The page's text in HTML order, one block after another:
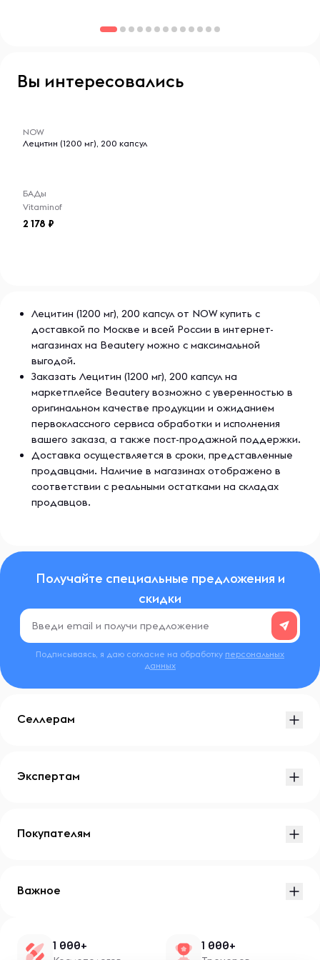
Вы интересовались
NOW
Лецитин (1200 мг), 200 капсул
БАДы
Vitaminof
2 178
Лецитин (1200 мг), 200 капсул от NOW купить с
доставкой по Москве и всей России в интернет-
магазинах на Beautery можно с максимальной
выгодой.
Заказать Лецитин (1200 мг), 200 капсул на
маркетплейсе Beautery возможно с уверенностью в
оригинальном качестве продукции и ожиданием
первоклассного сервиса обработки и исполнения
вашего заказа, а также пост-продажной поддержки.
Доставка осуществляется в сроки, представленные
продавцами. Наличие в магазинах отображено в
соответствии с реальными остатками на складах
продавцов.
Получайте специальные предложения и
скидки
Подписываясь, я даю согласие на обработку персональных
данных
Селлерам
Экспертам
Покупателям
Важное
1 000+ 1 000+